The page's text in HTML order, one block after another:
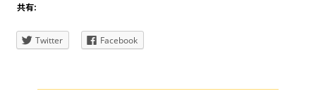
共有:
Twitter Facebook